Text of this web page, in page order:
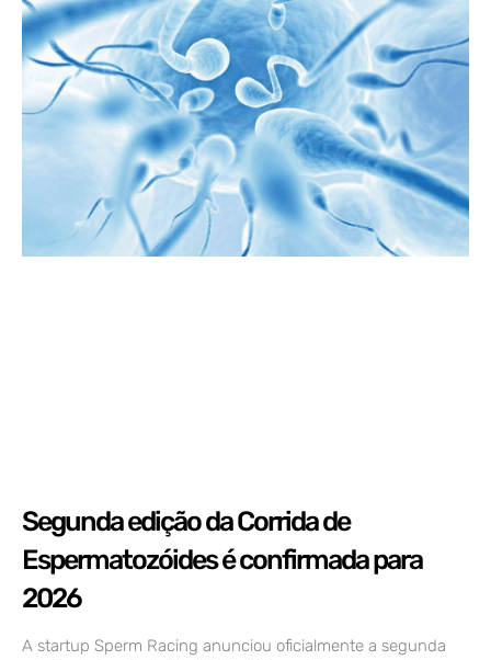
Segunda edição da Corrida de
Espermatozóides é confirmada para
2026
A startup Sperm Racing anunciou oficialmente a segunda